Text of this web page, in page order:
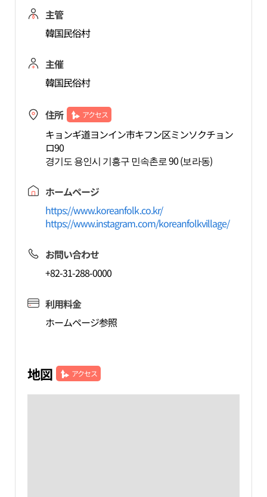
主管
韓国民俗村
主催
韓国民俗村
住所 アクセス
キョンギ道ヨンイン市キフン区ミンソクチョン
ロ90
경기도 용인시 기흥구 민속촌로 90 (보라동)
ホームページ
https://www.koreanfolk.co.kr/
https://www.instagram.com/koreanfolkvillage/
お問い合わせ
+82-31-288-0000
利用料金
ホームページ参照
地図 アクセス